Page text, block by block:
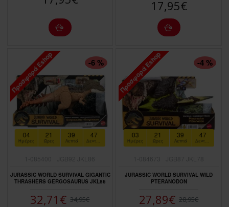
17,95€
ΠΤΏΣΗ ΤΙΜΉΣ
Προσφορά Eshop -6 %
04
Ημέρες
21
Ώρες
39
Λεπτά
46
Δευτερόλεπτα
JURASSIC WORLD SURVIVAL GIGANTIC
THRASHERS GERGOSAURUS JKL86
32,71€ 34,95€
ΠΤΏΣΗ ΤΙΜΉΣ
Προσφορά Eshop -4 %
03
Ημέρες
21
Ώρες
39
Λεπτά
46
Δευτερόλεπτα
JURASSIC WORLD SURVIVAL WILD
PTERANODON
27,89€ 28,95€